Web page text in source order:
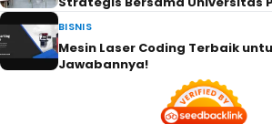
BISNIS
Mesin Laser Coding Terbaik
Jawabannya!